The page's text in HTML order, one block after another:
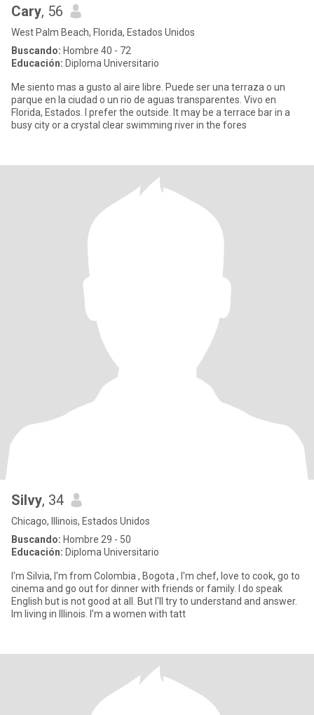
Cary, 56
West Palm Beach, Florida, Estados Unidos
Buscando: Hombre 40 - 72
Educación: Diploma Universitario
Me siento mas a gusto al aire libre. Puede ser una terraza o un
parque en la ciudad o un rio de aguas transparentes. Vivo en
Florida, Estados. I prefer the outside. It may be a terrace bar in a
busy city or a crystal clear swimming river in the fores
Silvy, 34
Chicago, Illinois, Estados Unidos
Buscando: Hombre 29 - 50
Educación: Diploma Universitario
I'm Silvia, I'm from Colombia , Bogota , I'm chef, love to cook, go to
cinema and go out for dinner with friends or family. I do speak
English but is not good at all. But I'll try to understand and answer.
Im living in Illinois. I’m a women with tatt